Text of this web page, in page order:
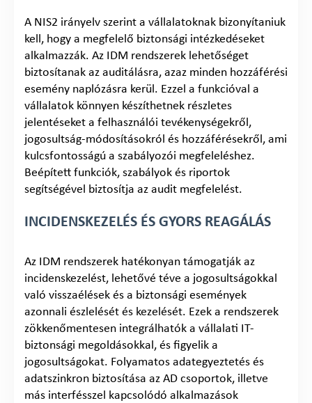
A NIS2 irányelv szerint a vállalatoknak bizonyítaniuk
kell, hogy a megfelelő biztonsági intézkedéseket
alkalmazzák. Az IDM rendszerek lehetőséget
biztosítanak az auditálásra, azaz minden hozzáférési
esemény naplózásra kerül. Ezzel a funkcióval a
vállalatok könnyen készíthetnek részletes
jelentéseket a felhasználói tevékenységekről,
jogosultság-módosításokról és hozzáférésekről, ami
kulcsfontosságú a szabályozói megfeleléshez.
Beépített funkciók, szabályok és riportok
segítségével biztosítja az audit megfelelést.
INCIDENSKEZELÉS ÉS GYORS REAGÁLÁS
Az IDM rendszerek hatékonyan támogatják az
incidenskezelést, lehetővé téve a jogosultságokkal
való visszaélések és a biztonsági események
azonnali észlelését és kezelését. Ezek a rendszerek
zökkenőmentesen integrálhatók a vállalati IT-
biztonsági megoldásokkal, és figyelik a
jogosultságokat. Folyamatos adategyeztetés és
adatszinkron biztosítása az AD csoportok, illetve
más interfésszel kapcsolódó alkalmazások